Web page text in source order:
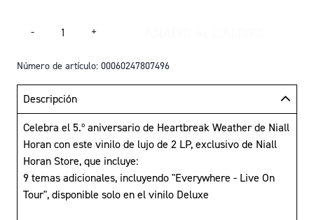
- +
Número de artículo: 00060247807496
Descripción
Celebra el 5.º aniversario de Heartbreak Weather de Niall
Horan con este vinilo de lujo de 2 LP, exclusivo de Niall
Horan Store, que incluye:
9 temas adicionales, incluyendo "Everywhere - Live On
Tour", disponible solo en el vinilo Deluxe